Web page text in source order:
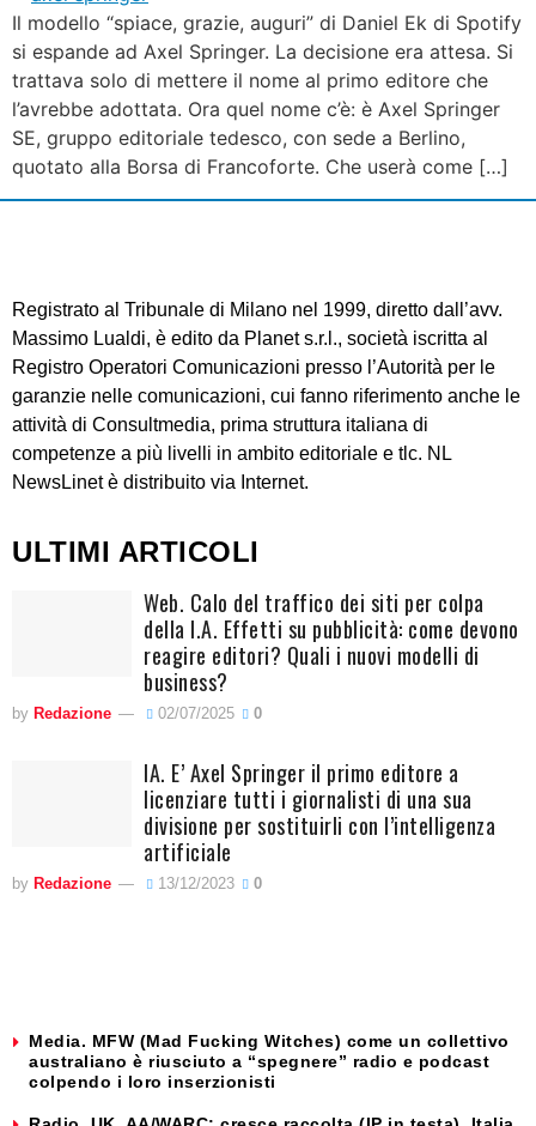
Il modello “spiace, grazie, auguri” di Daniel Ek di Spotify
si espande ad Axel Springer. La decisione era attesa. Si
trattava solo di mettere il nome al primo editore che
l’avrebbe adottata. Ora quel nome c’è: è Axel Springer
SE, gruppo editoriale tedesco, con sede a Berlino,
quotato alla Borsa di Francoforte. Che userà come […]
Registrato al Tribunale di Milano nel 1999, diretto dall’avv.
Massimo Lualdi, è edito da Planet s.r.l., società iscritta al
Registro Operatori Comunicazioni presso l’Autorità per le
garanzie nelle comunicazioni, cui fanno riferimento anche le
attività di Consultmedia, prima struttura italiana di
competenze a più livelli in ambito editoriale e tlc. NL
NewsLinet è distribuito via Internet.
ULTIMI ARTICOLI
Web. Calo del traffico dei siti per colpa
della I.A. Effetti su pubblicità: come devono
reagire editori? Quali i nuovi modelli di
business?
by Redazione 02/07/2025 0
IA. E’ Axel Springer il primo editore a
licenziare tutti i giornalisti di una sua
divisione per sostituirli con l’intelligenza
artificiale
by Redazione 13/12/2023 0
Media. MFW (Mad Fucking Witches) come un collettivo
australiano è riusciuto a “spegnere” radio e podcast
colpendo i loro inserzionisti